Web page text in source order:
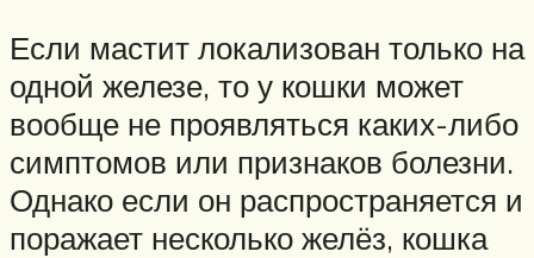
Если мастит локализован только на
одной железе, то у кошки может
вообще не проявляться каких-либо
симптомов или признаков болезни.
Однако если он распространяется и
поражает несколько желёз, кошка